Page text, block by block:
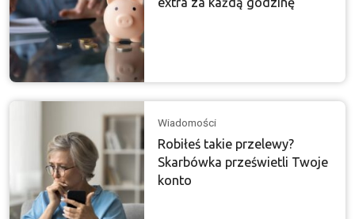
Wiadomości
Robiłeś takie przelewy?
Skarbówka prześwietli Twoje
konto